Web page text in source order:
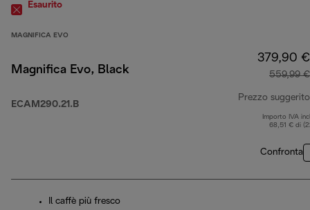
Esaurito
MAGNIFICA EVO
Magnifica Evo, Black
ECAM290.21.B
379,90 €
559,99 €
Prezzo suggerito
Importo IVA
68,51 € di
Confronta
Il caffè più fresco